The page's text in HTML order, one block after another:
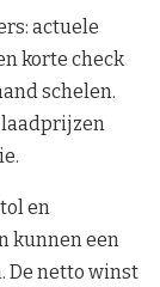
actuele
korte check
schelen.
en
kunnen een
De netto winst